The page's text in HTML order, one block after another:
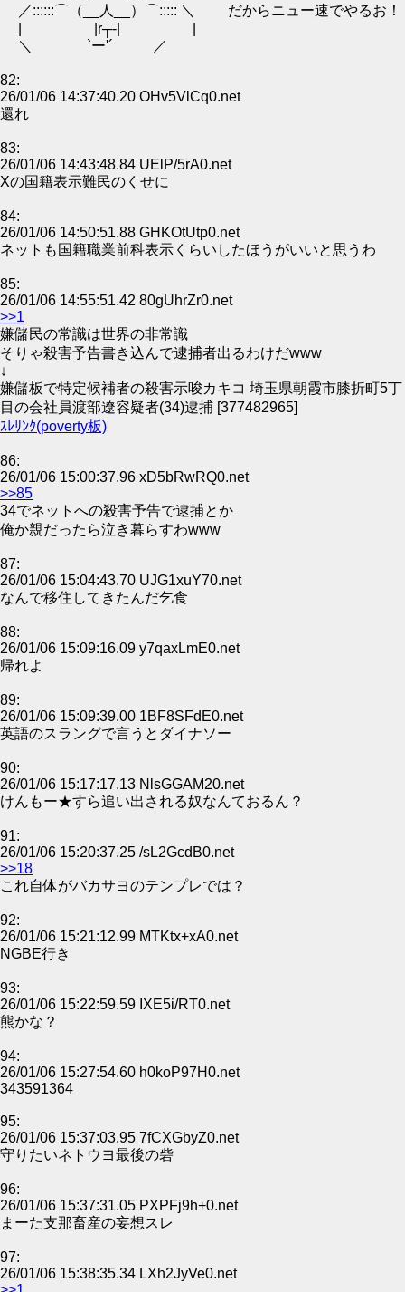
／::::::⌒（__人__）⌒::::: ＼ だからニュー速でやるお！
| |r┬-| |
＼ `ー'´ ／
82:
26/01/06 14:37:40.20 OHv5VlCq0.net
還れ
83:
26/01/06 14:43:48.84 UElP/5rA0.net
Xの国籍表示難民のくせに
84:
26/01/06 14:50:51.88 GHKOtUtp0.net
ネットも国籍職業前科表示くらいしたほうがいいと思うわ
85:
26/01/06 14:55:51.42 80gUhrZr0.net
>>1
嫌儲民の常識は世界の非常識
そりゃ殺害予告書き込んで逮捕者出るわけだwww
↓
嫌儲板で特定候補者の殺害示唆カキコ 埼玉県朝霞市膝折町5丁
目の会社員渡部遼容疑者(34)逮捕 [377482965]
ｽﾚﾘﾝｸ(poverty板)
86:
26/01/06 15:00:37.96 xD5bRwRQ0.net
>>85
34でネットへの殺害予告で逮捕とか
俺か親だったら泣き暮らすわwww
87:
26/01/06 15:04:43.70 UJG1xuY70.net
なんで移住してきたんだ乞食
88:
26/01/06 15:09:16.09 y7qaxLmE0.net
帰れよ
89:
26/01/06 15:09:39.00 1BF8SFdE0.net
英語のスラングで言うとダイナソー
90:
26/01/06 15:17:17.13 NlsGGAM20.net
けんもー★すら追い出される奴なんておるん？
91:
26/01/06 15:20:37.25 /sL2GcdB0.net
>>18
これ自体がバカサヨのテンプレでは？
92:
26/01/06 15:21:12.99 MTKtx+xA0.net
NGBE行き
93:
26/01/06 15:22:59.59 IXE5i/RT0.net
熊かな？
94:
26/01/06 15:27:54.60 h0koP97H0.net
343591364
95:
26/01/06 15:37:03.95 7fCXGbyZ0.net
守りたいネトウヨ最後の砦
96:
26/01/06 15:37:31.05 PXPFj9h+0.net
まーた支那畜産の妄想スレ
97:
26/01/06 15:38:35.34 LXh2JyVe0.net